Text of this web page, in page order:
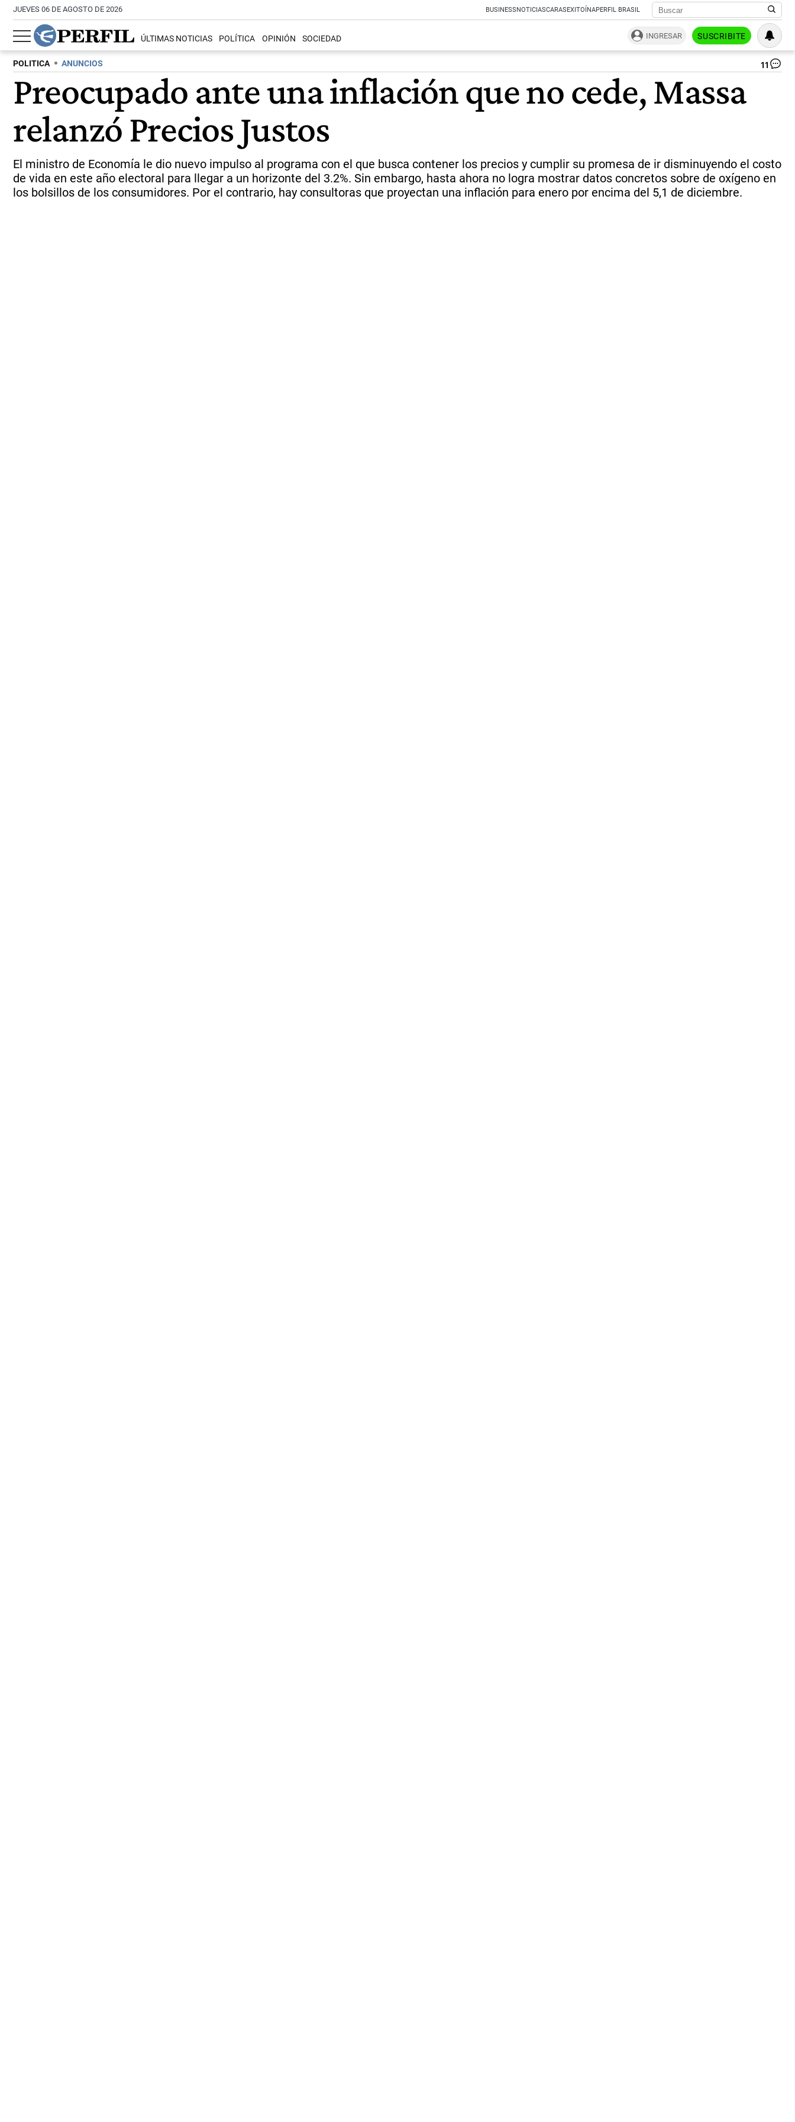
JUEVES 06 DE AGOSTO DE 2026 BUSINESSNOTICIASCARASEXITOÍNAPERFIL BRASIL
ÚLTIMAS NOTICIAS POLÍTICA OPINIÓN SOCIEDAD INGRESAR SUSCRIBITE
POLITICA ANUNCIOS 11
Preocupado ante una inflación que no cede, Massa
relanzó Precios Justos
El ministro de Economía le dio nuevo impulso al programa con el que busca contener los precios y cumplir su promesa de ir disminuyendo el costo
de vida en este año electoral para llegar a un horizonte del 3.2%. Sin embargo, hasta ahora no logra mostrar datos concretos sobre de oxígeno en
los bolsillos de los consumidores. Por el contrario, hay consultoras que proyectan una inflación para enero por encima del 5,1 de diciembre.